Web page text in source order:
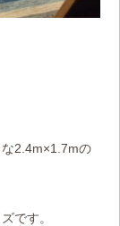
2.4m×1.7mの
です。